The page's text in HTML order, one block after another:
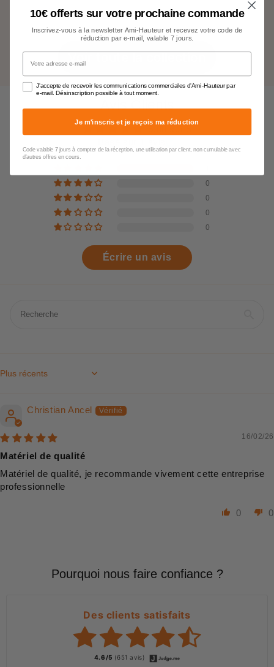
Voir toute la collection
Avis Clients
0
0
0
0
Écrire un avis
Sort by
Christian Ancel
16/02/26
Matériel de qualité
Matériel de qualité, je recommande vivement cette entreprise
professionnelle
0 0
Pourquoi nous faire confiance ?
Des clients satisfaits
4.6/5 (651 avis)
10€ offerts sur votre prochaine commande
Inscrivez-vous à la newsletter Ami-Hauteur et recevez votre code de
réduction par e-mail, valable 7 jours.
Votre adresse e-mail
J'accepte de recevoir les communications commerciales d'Ami-Hauteur par
e-mail. Désinscription possible à tout moment.
Je m'inscris et je reçois ma réduction
Code valable 7 jours à compter de la réception, une utilisation par client, non cumulable avec
d'autres offres en cours.